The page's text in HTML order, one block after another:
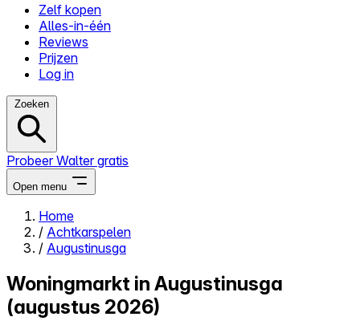
Zelf kopen
Alles-in-één
Reviews
Prijzen
Log in
Zoeken
Probeer Walter gratis
Open menu
Close menu
Home
/ Achtkarspelen
/ Augustinusga
Woningmarkt in Augustinusga
(augustus 2026)